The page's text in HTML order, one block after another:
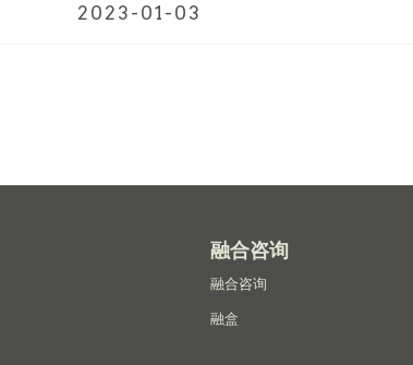
2023-01-03
融合咨询
融合咨询
融盒